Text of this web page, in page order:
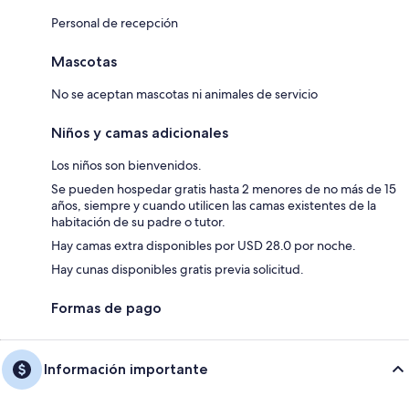
Personal de recepción
Mascotas
No se aceptan mascotas ni animales de servicio
Niños y camas adicionales
Los niños son bienvenidos.
Se pueden hospedar gratis hasta 2 menores de no más de 15
años, siempre y cuando utilicen las camas existentes de la
habitación de su padre o tutor.
Hay camas extra disponibles por USD 28.0 por noche.
Hay cunas disponibles gratis previa solicitud.
Formas de pago
Información importante